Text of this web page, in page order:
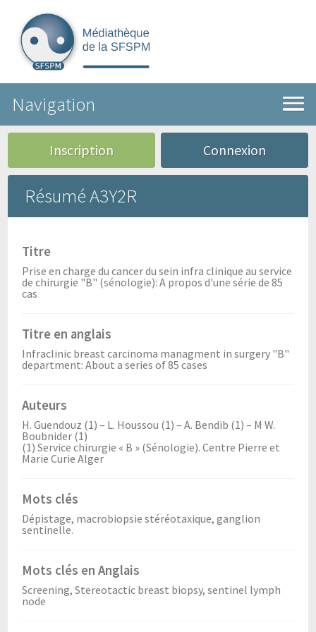
Navigation
Inscription Connexion
Résumé A3Y2R
Titre
Prise en charge du cancer du sein infra clinique au service
de chirurgie "B" (sénologie): A propos d'une série de 85
cas
Titre en anglais
Infraclinic breast carcinoma managment in surgery "B"
department: About a series of 85 cases
Auteurs
H. Guendouz (1) – L. Houssou (1) – A. Bendib (1) – M W.
Boubnider (1)
(1) Service chirurgie « B » (Sénologie). Centre Pierre et
Marie Curie Alger
Mots clés
Dépistage, macrobiopsie stéréotaxique, ganglion
sentinelle.
Mots clés en Anglais
Screening, Stereotactic breast biopsy, sentinel lymph
node